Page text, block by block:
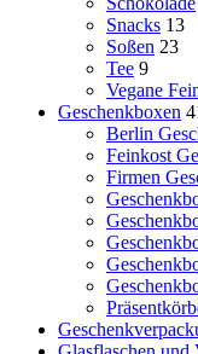
Snacks 13
Soßen 23
Tee 9
Vegane
Geschenkboxen
Berlin
Feinkost
Firmen